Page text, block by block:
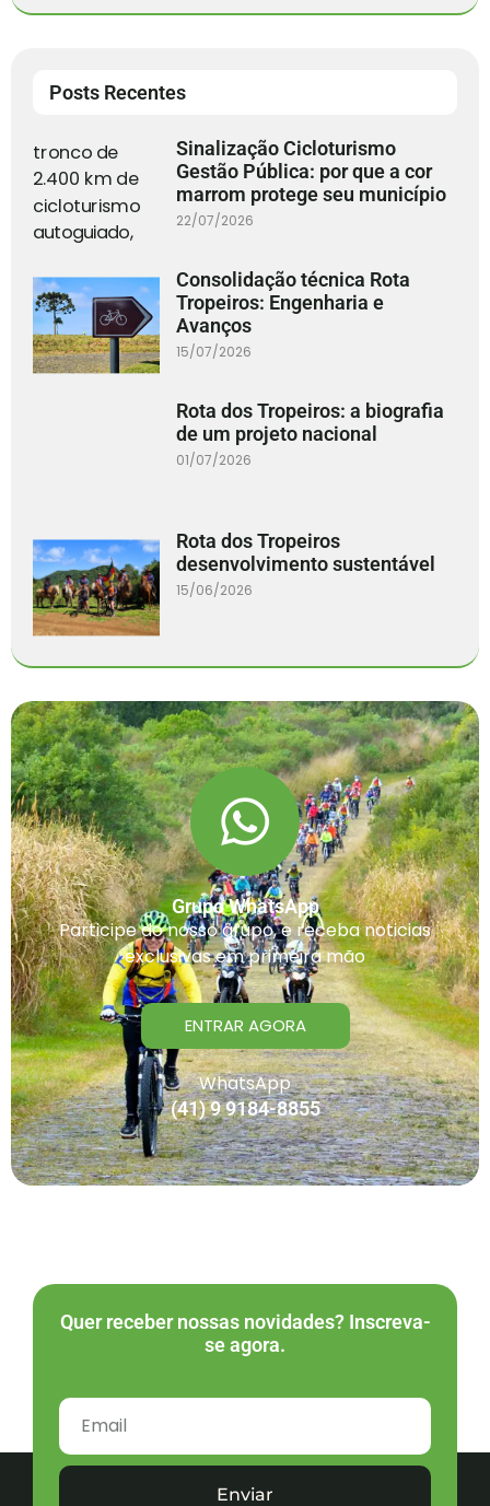
Posts Recentes
Sinalização Cicloturismo
Gestão Pública: por que a cor
marrom protege seu município
22/07/2026
Consolidação técnica Rota
Tropeiros: Engenharia e
Avanços
15/07/2026
Rota dos Tropeiros: a biografia
de um projeto nacional
01/07/2026
Rota dos Tropeiros
desenvolvimento sustentável
15/06/2026
Grupo WhatsApp
Participe do nosso grupo, e receba noticias
exclusivas em primeira mão
ENTRAR AGORA
WhatsApp
(41) 9 9184-8855
Quer receber nossas novidades? Inscreva-
se agora.
Enviar